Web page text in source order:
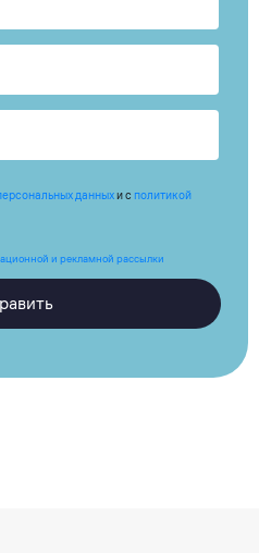
данныхи с политикой
и рекламной рассылки